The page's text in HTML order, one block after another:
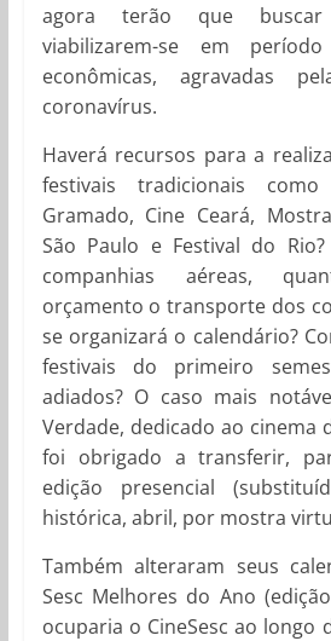
agora terão que buscar
viabilizarem-se em
econômicas, agravadas
coronavírus.
Haverá recursos para a
festivais tradicionais
Gramado, Cine Ceará,
São Paulo e Festival do
companhias aéreas,
orçamento o transporte dos
se organizará o calendário?
festivais do primeiro
adiados? O caso mais
Verdade, dedicado ao cinema
foi obrigado a transferir,
edição presencial
histórica, abril, por mostra
Também alteraram seus
Sesc Melhores do Ano
ocuparia o CineSesc ao longo